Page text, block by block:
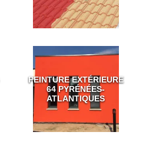
PEINTURE EXTÉRIEURE
64 PYRÉNÉES-
ATLANTIQUES